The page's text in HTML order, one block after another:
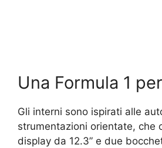
Una Formula 1
Gli interni sono ispirati alle
strumentazioni orientate, che
display da 12.3” e due